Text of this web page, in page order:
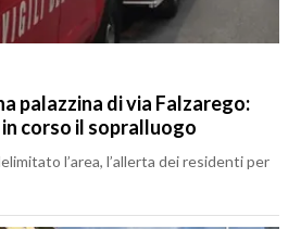
palazzina di via Falzarego:
corso il sopralluogo
l’area, l’allerta dei residenti per